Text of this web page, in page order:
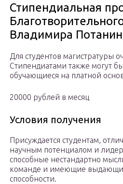
Стипендиальная
Владимира
Для студентов магистратуры
Стипендиатами также могут
обучающиеся на платной
20000 рублей в месяц
Условия получения
Присуждается студентам,
научным потенциалом и
способные нестандартно
команде и имеющие
способности.